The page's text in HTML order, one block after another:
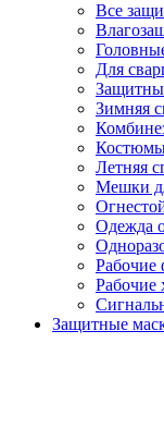
Все
Для
Зимняя
Летняя
Мешки
Одежда
Рабочие
Рабочие
Защитные